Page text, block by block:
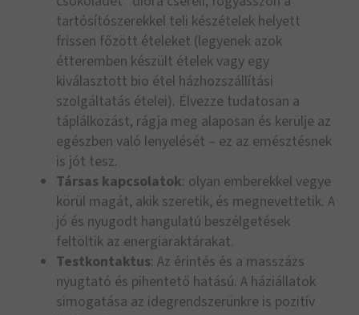
tartósítószerekkel teli készételek helyett
frissen főzött ételeket (legyenek azok
étteremben készült ételek vagy egy
kiválasztott bio étel házhozszállítási
szolgáltatás ételei). Élvezze tudatosan a
táplálkozást, rágja meg alaposan és kerülje az
egészben való lenyelését – ez az emésztésnek
is jót tesz.
Társas kapcsolatok: olyan emberekkel vegye
körül magát, akik szeretik, és megnevettetik. A
jó és nyugodt hangulatú beszélgetések
feltöltik az energiaraktárakat.
Testkontaktus: Az érintés és a masszázs
nyugtató és pihentető hatású. A háziállatok
simogatása az idegrendszerünkre is pozitív